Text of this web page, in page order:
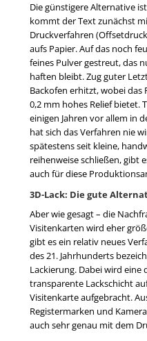
Die günstigere Alternative
kommt der Text zunächst
Druckverfahren
aufs Papier. Auf das noch
feines Pulver gestreut, das
haften bleibt. Zug guter
Backofen erhitzt, wobei
0,2 mm hohes Relief bietet.
einigen Jahren vor allem in
hat sich das Verfahren nie
spätestens seit kleine,
reihenweise schließen, gibt
auch für diese
3D-Lack: Die gute
Aber wie gesagt – die
Visitenkarten wird eher
gibt es ein relativ neues
des 21. Jahrhunderts
Lackierung. Dabei wird eine
transparente Lackschicht
Visitenkarte aufgebracht.
Registermarken und
auch sehr genau mit dem